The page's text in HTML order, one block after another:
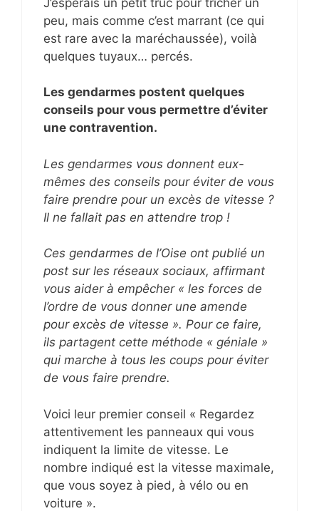
peu, mais comme c’est marrant (ce qui
est rare avec la maréchaussée), voilà
quelques tuyaux… percés.
Les gendarmes postent quelques
conseils pour vous permettre d’éviter
une contravention.
Les gendarmes vous donnent eux-
mêmes des conseils pour éviter de vous
faire prendre pour un excès de vitesse ?
Il ne fallait pas en attendre trop !
Ces gendarmes de l’Oise ont publié un
post sur les réseaux sociaux, affirmant
vous aider à empêcher « les forces de
l’ordre de vous donner une amende
pour excès de vitesse ». Pour ce faire,
ils partagent cette méthode « géniale »
qui marche à tous les coups pour éviter
de vous faire prendre.
Voici leur premier conseil « Regardez
attentivement les panneaux qui vous
indiquent la limite de vitesse. Le
nombre indiqué est la vitesse maximale,
que vous soyez à pied, à vélo ou en
voiture ».